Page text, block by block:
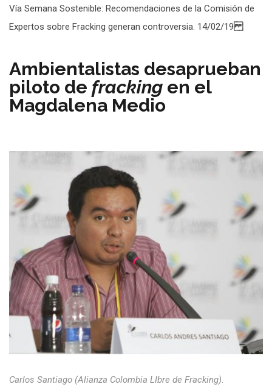
Vía Semana Sostenible: Recomendaciones de la Comisión de
Expertos sobre Fracking generan controversia. 14/02/19
Ambientalistas desaprueban
piloto de fracking en el
Magdalena Medio
Carlos Santiago (Alianza Colombia LIbre de Fracking).